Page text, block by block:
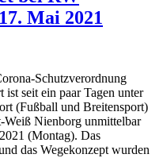
Mai 2021
Schutzverordnung
seit ein paar Tagen unter
(Fußball und Breitensport)
Weiß Nienborg unmittelbar
(Montag). Das
das Wegekonzept wurden